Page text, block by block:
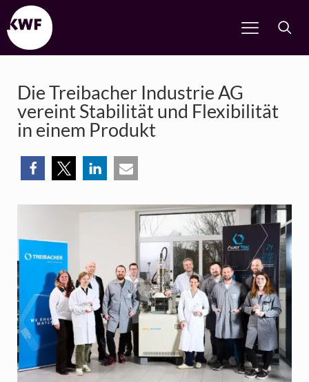
Die Treibacher Industrie AG
vereint Stabilität und Flexibilität
in einem Produkt